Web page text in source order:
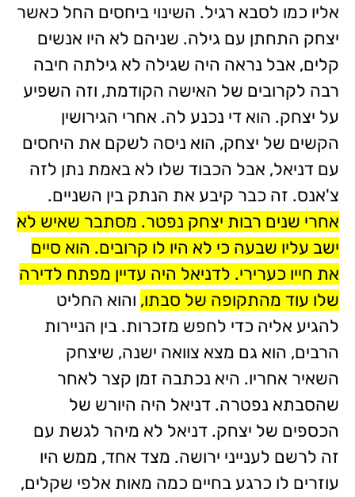
אליו כמו לסבא רגיל. השינוי ביחסים החל כאשר
יצחק התחתן עם גילה. שניהם לא היו אנשים
קלים, אבל נראה היה שגילה לא גילתה חיבה
רבה לקרובים של האישה הקודמת, וזה השפיע
על יצחק. הוא די נכנע לה. אחרי הגירושין
הקשים של יצחק, הוא ניסה לשקם את היחסים
עם דניאל, אבל הכבוד שלו לא באמת נתן לזה
צ'אנס. זה כבר קיבע את הנתק בין השניים.
אחרי שנים רבות יצחק נפטר. מסתבר שאיש לא
ישב עליו שבעה כי לא היו לו קרובים. הוא סיים
את חייו כערירי. לדניאל היה עדיין מפתח לדירה
שלו עוד מהתקופה של סבתו, והוא החליט
להגיע אליה כדי לחפש מזכרות. בין הניירות
הרבים, הוא גם מצא צוואה ישנה, שיצחק
השאיר אחריו. היא נכתבה זמן קצר לאחר
שהסבתא נפטרה. דניאל היה היורש של
הכספים של יצחק. דניאל לא מיהר לגשת עם
זה לרשם לענייני ירושה. מצד אחד, ממש היו
עוזרים לו כרגע בחיים כמה מאות אלפי שקלים,